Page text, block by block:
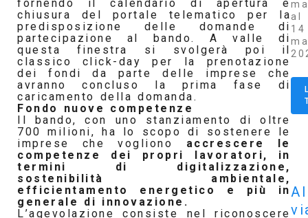
fornendo il calendario di apertura e
chiusura del portale telematico per la
predisposizione delle domande di
partecipazione al bando. A valle di
questa finestra si svolgerà poi il
classico click-day per la prenotazione
dei fondi da parte delle imprese che
avranno concluso la prima fase di
caricamento della domanda.
Fondo nuove competenze
Il bando, con uno stanziamento di oltre
700 milioni, ha lo scopo di sostenere le
imprese che vogliono accrescere le
competenze dei propri lavoratori, in
termini di digitalizzazione,
sostenibilità ambientale,
efficientamento energetico e più in
generale di innovazione.
L’agevolazione consiste nel riconoscere
al
14
Al